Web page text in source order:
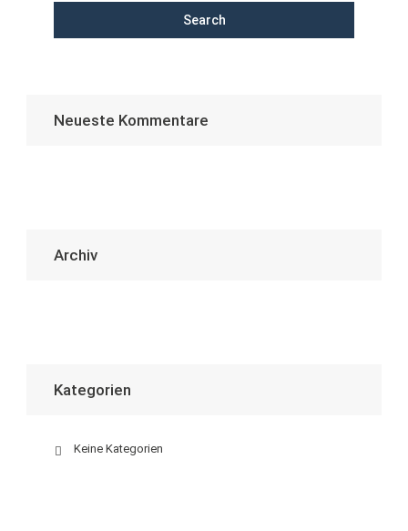
Search
Neueste Kommentare
Archiv
Kategorien
Keine Kategorien